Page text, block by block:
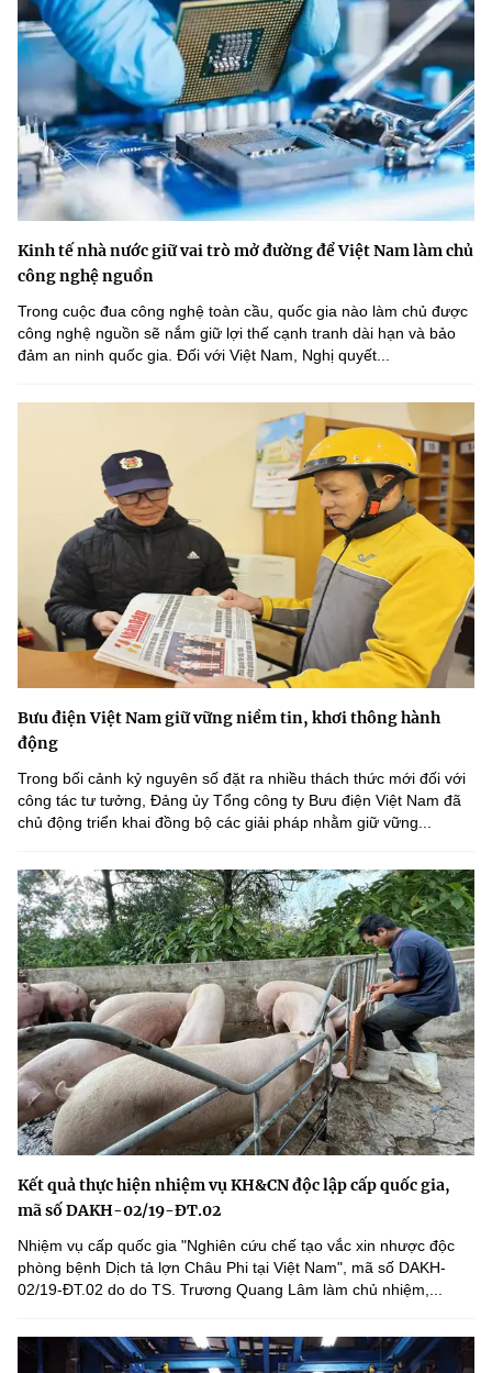
Kinh tế nhà nước giữ vai trò mở đường để Việt Nam làm chủ
công nghệ nguồn
Trong cuộc đua công nghệ toàn cầu, quốc gia nào làm chủ được
công nghệ nguồn sẽ nắm giữ lợi thế cạnh tranh dài hạn và bảo
đảm an ninh quốc gia. Đối với Việt Nam, Nghị quyết...
Bưu điện Việt Nam giữ vững niềm tin, khơi thông hành
động
Trong bối cảnh kỷ nguyên số đặt ra nhiều thách thức mới đối với
công tác tư tưởng, Đảng ủy Tổng công ty Bưu điện Việt Nam đã
chủ động triển khai đồng bộ các giải pháp nhằm giữ vững...
Kết quả thực hiện nhiệm vụ KH&CN độc lập cấp quốc gia,
mã số DAKH-02/19-ĐT.02
Nhiệm vụ cấp quốc gia "Nghiên cứu chế tạo vắc xin nhược độc
phòng bệnh Dịch tả lợn Châu Phi tại Việt Nam", mã số DAKH-
02/19-ĐT.02 do do TS. Trương Quang Lâm làm chủ nhiệm,...